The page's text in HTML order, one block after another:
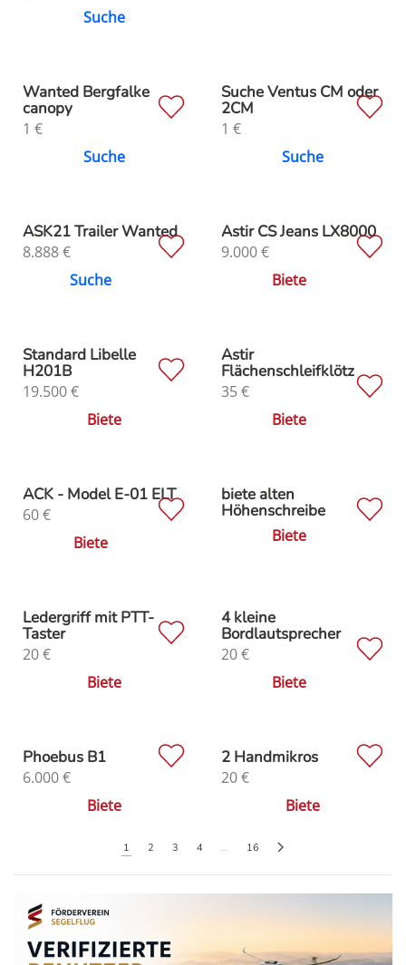
Suche
Wanted Bergfalke
canopy
1 €
Suche
Suche Ventus CM oder
2CM
1 €
Suche
ASK21 Trailer Wanted
8.888€
Suche
Astir CS Jeans LX8000
9.000€
Biete
Standard Libelle
H201B
19.500€
Biete
Astir
Flächenschleifklötz
35€
Biete
ACK - Model E-01 ELT
60€
Biete
biete alten
Höhenschreibe
Biete
Ledergriff mit PTT-
Taster
20€
Biete
4 kleine
Bordlautsprecher
20€
Biete
Phoebus B1
6.000€
Biete
2 Handmikros
20€
Biete
1 2 3 4 … 16